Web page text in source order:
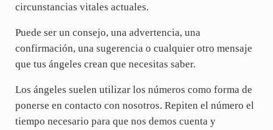
circunstancias vitales actuales.
Puede ser un consejo, una advertencia, una
confirmación, una sugerencia o cualquier otro mensaje
que tus ángeles crean que necesitas saber.
Los ángeles suelen utilizar los números como forma de
ponerse en contacto con nosotros. Repiten el número el
tiempo necesario para que nos demos cuenta y